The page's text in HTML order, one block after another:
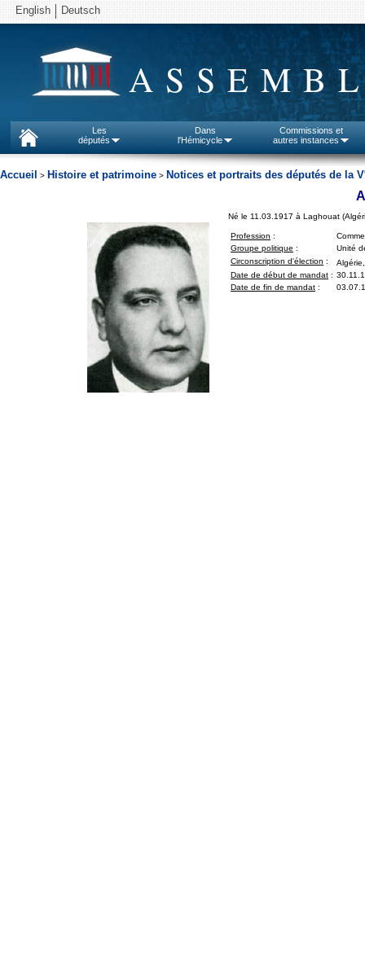
English Deutsch
Les
députés
Dans
l'Hémicycle
Commissions et
autres instances
Accueil > Histoire et patrimoine > Notices et portraits des députés de la V
Né le 11.03.1917 à Laghouat
Profession :
Groupe politique :
Unité
Circonscription d'élection :
Date de début de mandat :
Date de fin de mandat :